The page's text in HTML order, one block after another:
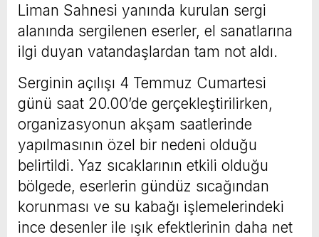
Liman Sahnesi yanında kurulan sergi
alanında sergilenen eserler, el sanatlarına
ilgi duyan vatandaşlardan tam not aldı.
Serginin açılışı 4 Temmuz Cumartesi
günü saat 20.00’de gerçekleştirilirken,
organizasyonun akşam saatlerinde
yapılmasının özel bir nedeni olduğu
belirtildi. Yaz sıcaklarının etkili olduğu
bölgede, eserlerin gündüz sıcağından
korunması ve su kabağı işlemelerindeki
ince desenler ile ışık efektlerinin daha net